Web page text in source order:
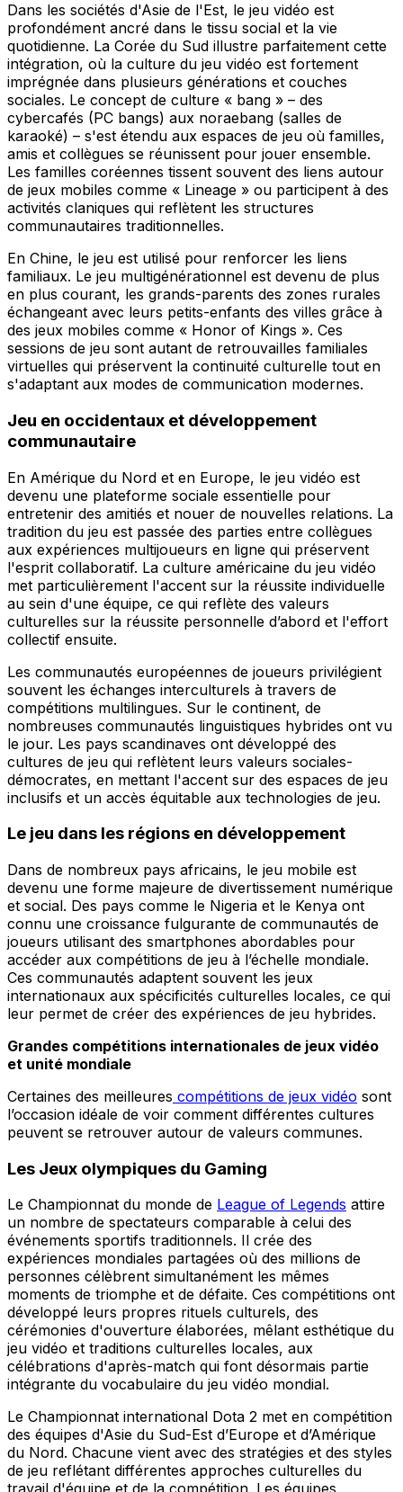
Dans les sociétés d'Asie de l'Est, le jeu vidéo est
profondément ancré dans le tissu social et la vie
quotidienne. La Corée du Sud illustre parfaitement cette
intégration, où la culture du jeu vidéo est fortement
imprégnée dans plusieurs générations et couches
sociales. Le concept de culture « bang » – des
cybercafés (PC bangs) aux noraebang (salles de
karaoké) – s'est étendu aux espaces de jeu où familles,
amis et collègues se réunissent pour jouer ensemble.
Les familles coréennes tissent souvent des liens autour
de jeux mobiles comme « Lineage » ou participent à des
activités claniques qui reflètent les structures
communautaires traditionnelles.
En Chine, le jeu est utilisé pour renforcer les liens
familiaux. Le jeu multigénérationnel est devenu de plus
en plus courant, les grands-parents des zones rurales
échangeant avec leurs petits-enfants des villes grâce à
des jeux mobiles comme « Honor of Kings ». Ces
sessions de jeu sont autant de retrouvailles familiales
virtuelles qui préservent la continuité culturelle tout en
s'adaptant aux modes de communication modernes.
Jeu en occidentaux et développement
communautaire
En Amérique du Nord et en Europe, le jeu vidéo est
devenu une plateforme sociale essentielle pour
entretenir des amitiés et nouer de nouvelles relations. La
tradition du jeu est passée des parties entre collègues
aux expériences multijoueurs en ligne qui préservent
l'esprit collaboratif. La culture américaine du jeu vidéo
met particulièrement l'accent sur la réussite individuelle
au sein d'une équipe, ce qui reflète des valeurs
culturelles sur la réussite personnelle d’abord et l'effort
collectif ensuite.
Les communautés européennes de joueurs privilégient
souvent les échanges interculturels à travers de
compétitions multilingues. Sur le continent, de
nombreuses communautés linguistiques hybrides ont vu
le jour. Les pays scandinaves ont développé des
cultures de jeu qui reflètent leurs valeurs sociales-
démocrates, en mettant l'accent sur des espaces de jeu
inclusifs et un accès équitable aux technologies de jeu.
Le jeu dans les régions en développement
Dans de nombreux pays africains, le jeu mobile est
devenu une forme majeure de divertissement numérique
et social. Des pays comme le Nigeria et le Kenya ont
connu une croissance fulgurante de communautés de
joueurs utilisant des smartphones abordables pour
accéder aux compétitions de jeu à l’échelle mondiale.
Ces communautés adaptent souvent les jeux
internationaux aux spécificités culturelles locales, ce qui
leur permet de créer des expériences de jeu hybrides.
Grandes compétitions internationales de jeux vidéo
et unité mondiale
Certaines des meilleures compétitions de jeux vidéo sont
l’occasion idéale de voir comment différentes cultures
peuvent se retrouver autour de valeurs communes.
Les Jeux olympiques du Gaming
Le Championnat du monde de League of Legends attire
un nombre de spectateurs comparable à celui des
événements sportifs traditionnels. Il crée des
expériences mondiales partagées où des millions de
personnes célèbrent simultanément les mêmes
moments de triomphe et de défaite. Ces compétitions ont
développé leurs propres rituels culturels, des
cérémonies d'ouverture élaborées, mêlant esthétique du
jeu vidéo et traditions culturelles locales, aux
célébrations d'après-match qui font désormais partie
intégrante du vocabulaire du jeu vidéo mondial.
Le Championnat international Dota 2 met en compétition
des équipes d'Asie du Sud-Est d’Europe et d’Amérique
du Nord. Chacune vient avec des stratégies et des styles
de jeu reflétant différentes approches culturelles du